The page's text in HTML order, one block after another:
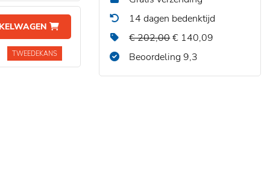
TWEEDEKANS
14 dagen bedenktijd
€ 202,00€ 140,09
Beoordeling 9,3